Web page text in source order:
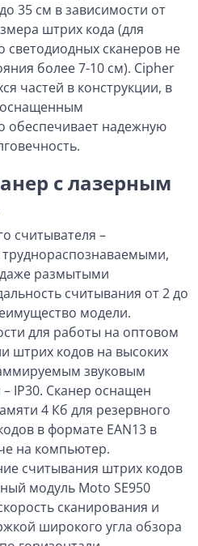
35 см в зависимости от
штрих кода (для
светодиодных сканеров не
более 7-10 см). Cipher
частей в конструкции, в
оснащенным
обеспечивает надежную
с лазерным
считывателя –
труднораспознаваемыми,
размытыми
считывания от 2 до
модели.
для работы на оптовом
штрих кодов на высоких
звуковым
IP30. Сканер оснащен
4 Кб для резервного
в формате EAN13 в
на компьютер.
считывания штрих кодов
модуль Moto SE950
сканирования и
широкого угла обзора